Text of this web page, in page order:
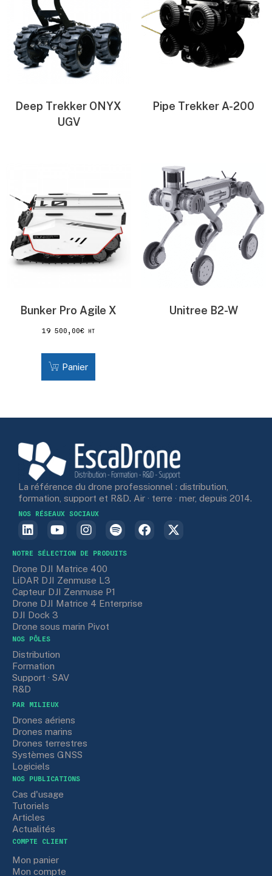
Deep Trekker ONYX
UGV
Pipe Trekker A-200
Bunker Pro Agile X
19 500,00€ HT
Panier
Unitree B2-W
La référence du drone professionnel : distribution,
formation, support et R&D. Air · terre · mer, depuis 2014.
NOS RÉSEAUX SOCIAUX
NOTRE SÉLECTION DE PRODUITS
Drone DJI Matrice 400
LiDAR DJI Zenmuse L3
Capteur DJI Zenmuse P1
Drone DJI Matrice 4 Enterprise
DJI Dock 3
Drone sous marin Pivot
NOS PÔLES
Distribution
Formation
Support · SAV
R&D
PAR MILIEUX
Drones aériens
Drones marins
Drones terrestres
Systèmes GNSS
Logiciels
NOS PUBLICATIONS
Cas d'usage
Tutoriels
Articles
Actualités
COMPTE CLIENT
Mon panier
Mon compte